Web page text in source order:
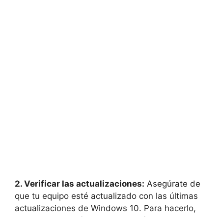
2. Verificar las actualizaciones: Asegúrate de
que tu equipo esté actualizado con las últimas
actualizaciones de Windows 10. Para hacerlo,